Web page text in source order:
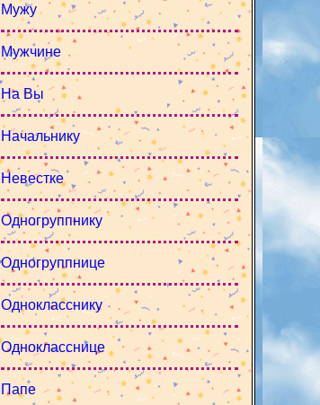
Мужу
Мужчине
На Вы
Начальнику
Невестке
Одногруппнику
Одногруппнице
Однокласснику
Однокласснице
Папе